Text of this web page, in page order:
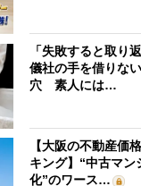
「失敗すると取り
儀社の手を借りな
穴 素人には…
【大阪の不動産価
キング】“中古マン
化”のワース…